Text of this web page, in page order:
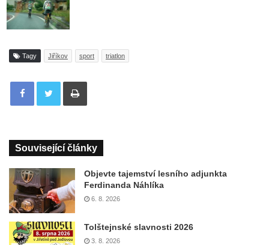
Tagy Jiříkov sport triatlon
Tisknout
Související články
Objevte tajemství lesního adjunkta
Ferdinanda Náhlíka
6. 8. 2026
Tolštejnské slavnosti 2026
3. 8. 2026